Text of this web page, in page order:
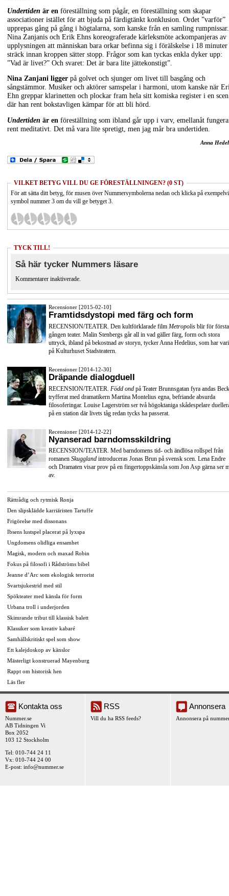
Undertiden är en föreställning som pågår, en föreställning som skapar
associationer istället för att bjuda på färdigtänkt konklusion. Ordet ”varför”
upprepas gång på gång i högtalarna, som kanske från en samling rumpnissar.
Nina Zanjanis och Erik Ehns koreograferade kärleksmöte ackompanjeras av
upplysningen att människan bara orkar befinna sig i förälskelse i 18
sträck innan kroppen sätter stopp. Frågor som kan tyckas enkla dyker upp:
”Vad är livet?” Och svaret: Det är bara lite jättekonstigt”.
Nina Zanjani ligger på golvet och sjunger om livet till basgång och
sångstämmor. Musiker och aktörer samspelar i harmoni, utom kanske när
Ehn greppar klarinetten och plockar fram hela sitt komiska register i en scen
där han rent bokstavligen kämpar för att bli hörd.
Undertiden är en föreställning som ibland går upp i varv, emellanåt
rent meditativt. Det må vara lite spretigt, men jag mår bra undertiden.
Anna
VILKET BETYG VILL DU GE FÖRESTÄLLNINGEN? (0 ST)
För att sätta ditt betyg, för musen över Nummersymbolerna nedan och klicka på
symbol nummer 3 om du vill ge betyget 3.
TYCK TILL!
Så här tycker Nummers läsare
Kommentarer inaktiverade.
Recensioner [2015-02-10]
Framtidsdystopi med färg och form
RECENSION/TEATER. Den kultförklarade film Metropolis blir för första
gången teater. Malin Stenbergs går all in vad gäller färg, form och stora
uttryck, ibland på bekostnad av storyn, tycker Anna Hedelius, som har
på Kulturhuset Stadsteatern.
Recensioner [2014-12-30]
Dräpande dialogduell
RECENSION/TEATER. Född ond på Teater Brunnsgatan fyra andas
tryfferat med dramatikern Martina Montelius egna, befriande absurda
filosoferingar. Louise Lagerström ser två högoktaniga skådespelare
på en station där livets tåg redan tycks ha passerat.
Recensioner [2014-12-22]
Nyanserad barndomsskildring
RECENSION/TEATER. Med barndomens tid- och ändlösa rollspel från
romanen Skuggland introduceras Jonas Brun på svensk scen. Lena Endre
och Dramaten visar prov på en fingertoppskänsla som Jon Asp gärna ser
av.
Rättrådig och rytmisk Ronja
Den slipsklädde karriäristen Tartuffe
Frigörelse med dissonans
Ibsens lustspel placerat på lyxspa
Ungdomens olidliga ensamhet
Magisk, modern och maxad Robin
Fokus på filosofi i Rådströms bibel
Jeanne d’Arc som ekologisk terrorist
Svartsjukestrid med stil
Spökteater med känsla för form
Urbana troll i underjorden
Skimrande tribut till klassisk balett
Klassiker som kreativ kabaré
Samhällskritiskt spel som show
Ett kalejdoskop av känslor
Mästerligt konstruerad Mayenburg
Rappt om historisk hen
Läs fler
Kontakta oss
Nummer.se
AB Tidningen Vi
Box 2052
103 12 Stockholm
Tel: 010-744 24 11
Vx: 010-744 24 00
E-post: info@nummer.se
RSS
Vill du ha RSS feeds?
Annonsera
Annonsera på